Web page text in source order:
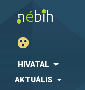
HIVATAL
AKTUÁLIS